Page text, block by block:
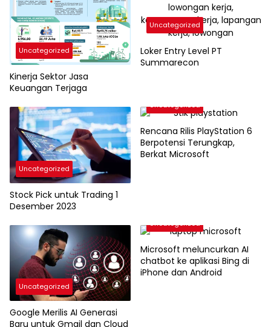
Uncategorized
Kinerja Sektor Jasa
Keuangan Terjaga
Uncategorized
Loker Entry Level PT
Summarecon
Uncategorized
Stock Pick untuk Trading 1
Desember 2023
Uncategorized
Rencana Rilis PlayStation 6
Berpotensi Terungkap,
Berkat Microsoft
Uncategorized
Google Merilis AI Generasi
Baru untuk Gmail dan Cloud
Uncategorized
Microsoft meluncurkan AI
chatbot ke aplikasi Bing di
iPhone dan Android